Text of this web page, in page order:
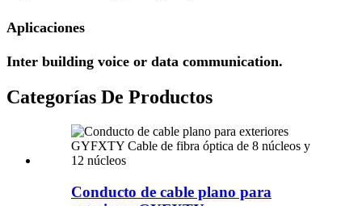
Aplicaciones
Inter building voice or data communication.
Categorías De Productos
Conducto de cable plano para